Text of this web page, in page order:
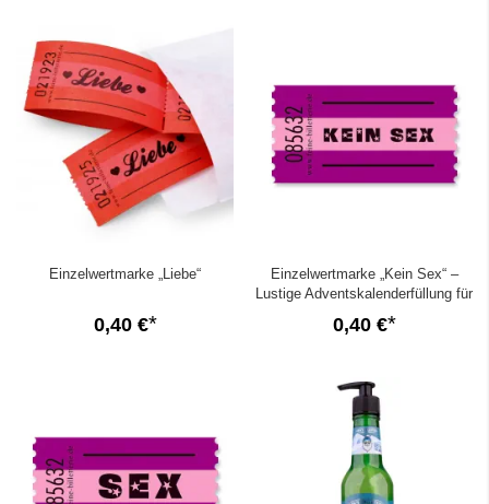
Einzelwertmarke „Liebe“
0,40 €
Einzelwertmarke „Kein Sex“ –
Lustige Adventskalenderfüllung für
Erwachsene
0,40 €